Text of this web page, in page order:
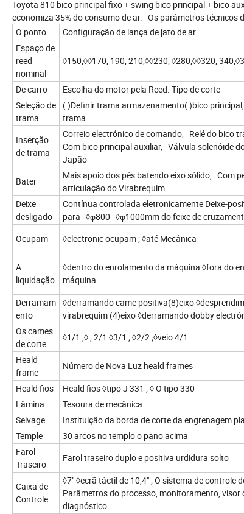
Toyota 810 bico principal fixo + swing bico principal + bico
economiza 35% do consumo de ar. Os parâmetros técnicos
O ponto
Configuração de lança de jato de ar
Espaço de
reed
nominal
◊150,◊◊170, 190, 210,◊◊230, ◊280,◊◊320,
De carro
Escolha do motor pela Reed. Tipo de corte
Seleção de
trama
( )Definir trama armazenamento( )bico
trama
Inserção
de trama
Correio electrónico de comando, Relé do bico
Com bico principal auxiliar, Válvula solenóide
Japão
Bater
Mais apoio dos pés batendo eixo sólido, Com
articulação do Virabrequim
Deixe
desligado
Contínua controlada eletronicamente Deixe-
para ◊φ800 ◊φ1000mm do feixe de
Ocupam
◊electronic ocupam ; ◊até Mecânica
A
liquidação
◊dentro do enrolamento da máquina ◊fora do
máquina
Derramam
ento
◊derramando came positiva(8)eixo
virabrequim (4)eixo ◊derramando dobby
Os cames
de corte
◊1/1 ;◊ ; 2/1 ◊3/1 ; ◊2/2 ;◊veio 4/1
Heald
frame
Número de Nova Luz heald frames
Heald fios
Heald fios ◊tipo J 331 ; ◊ O tipo 330
Lâmina
Tesoura de mecânica
Selvage
Instituição da borda de corte da engrenagem
Temple
30 arcos no templo o pano acima
Farol
Traseiro
Farol traseiro duplo e positiva urdidura solto
Caixa de
Controle
◊7" ◊ecrã táctil de 10,4" ; O sistema de controle
Parâmetros do processo, monitoramento, visor
diagnóstico